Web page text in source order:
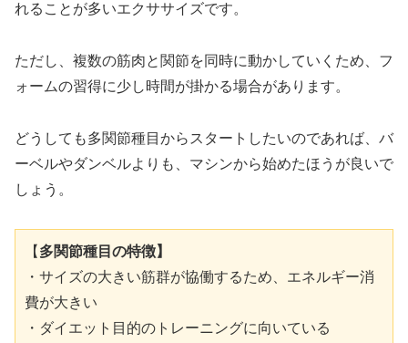
れることが多いエクササイズです。
ただし、複数の筋肉と関節を同時に動かしていくため、フ
ォームの習得に少し時間が掛かる場合があります。
どうしても多関節種目からスタートしたいのであれば、バ
ーベルやダンベルよりも、マシンから始めたほうが良いで
しょう。
【多関節種目の特徴】
・サイズの大きい筋群が協働するため、エネルギー消
費が大きい
・ダイエット目的のトレーニングに向いている